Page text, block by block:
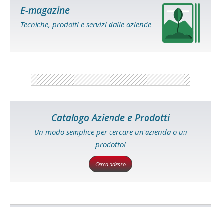
E-magazine
Tecniche, prodotti e servizi dalle aziende
Catalogo Aziende e Prodotti
Un modo semplice per cercare un'azienda o un
prodotto!
Cerca adesso